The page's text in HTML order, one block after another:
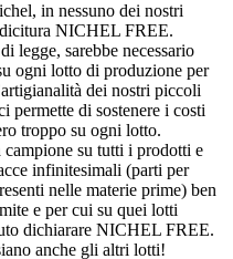
in nessuno dei nostri
NICHEL FREE.
legge, sarebbe necessario
ogni lotto di produzione per
dei nostri piccoli
permette di sostenere i costi
troppo su ogni lotto.
campione su tutti i prodotti e
infinitesimali (parti per
nelle materie prime) ben
e per cui su quei lotti
dichiarare NICHEL FREE.
anche gli altri lotti!